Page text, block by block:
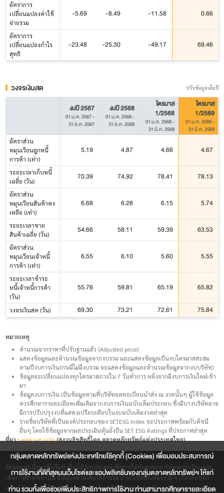
อัตราการ
เปลี่ยนแปลงค่าใช้
จ่ายรวม
-5.69 -8.49 -11.58 0.66
อัตราการ
เปลี่ยนแปลงกำไร
สุทธิ
-23.48 -25.30 -49.17 69.46
วงจรเงินสด ปรับข้อมูลเต็มปี
งบปี 2567
01 ม.ค. 2567-
31 ธ.ค. 2567
งบปี 2568
01 ม.ค. 2568-
31 ธ.ค. 2568
ไตรมาส
1/2568
01 ม.ค. 2568-
31 มี.ค. 2568
ไตรมาส
1/2569
01 ม.ค. 2569-
31 มี.ค. 2569
อัตราส่วน
หมุนเวียนลูกหนี้
การค้า (เท่า)
5.19 4.87 4.66 4.67
ระยะเวลาเก็บหนี้
เฉลี่ย (วัน)
70.39 74.92 78.41 78.13
อัตราส่วน
หมุนเวียนสินค้าคง
เหลือ (เท่า)
6.68 6.28 6.15 5.74
ระยะเวลาขาย
สินค้าเฉลี่ย (วัน)
54.66 58.11 59.39 63.53
อัตราส่วน
หมุนเวียนเจ้าหนี้
การค้า (เท่า)
6.55 6.10 5.60 5.55
ระยะเวลาชำระ
หนี้เจ้าหนี้การค้า
(วัน)
55.76 59.81 65.19 65.82
วงจรเงินสด (วัน) 69.30 73.21 72.61 75.84
หมายเหตุ
คำนวณจากราคาที่ปรับฐานแล้ว (Adjusted price)
แสดงข้อมูลและคำนวณข้อมูลจากงบรวม และแสดงข้อมูลเป็นงบไตรมาสสะสม
ตามปีงบการเงิน(กรณีไม่มีงบรวม จะแสดงข้อมูลและคำนวณข้อมูลจากงบบริษัท)
ข้อมูลจะเปลี่ยนแปลงทุกไตรมาสภายใน 7 วันทำการ หลังจากมีงบการเงินใหม่เข้า
มา
ข้อมูลงบการเงิน เป็นข้อมูลตามที่บริษัทจดทะเบียนนำส่ง ณ งวดนั้นๆ ผู้ใช้ข้อมูล
ควรศึกษารายละเอียดเพิ่มเติมจากงบการเงินฉบับเต็มประกอบ ซึ่งมีบางบริษัทอาจ
มีการปรับปรุงงบที่แสดงเปรียบเทียบในงบฉบับเต็มงวดล่าสุด
รายชื่อบริษัทที่เป็นองค์ประกอบของ SETESG Index จะประกาศพร้อมกับดัชนี
อื่นๆ โดยใช้ข้อมูลจากผลประเมินหุ้นยั่งยืน SET ESG Ratings ที่ประกาศล่าสุด
ที่มา :www.set.or.th(สงวนลิขสิทธิ์โดย ตลาดหลักทรัพย์แห่งประเทศไทย)
ข้อมูลและเนื้อหาที่ได้จัดทำขึ้นนี้มีวัตถุประสงค์เพื่อการให้ข้อมูลของบริษัทจดทะเบียนและ
เพื่อการศึกษาเท่านั้น มิได้มุ่งหมายเพื่อให้คำแนะนำหรือข้อเสนอแนะใด ๆ เกี่ยวกับหลัก
ทรัพย์ โดยตลาดหลักทรัพย์แห่งประเทศไทยมิได้รับรองความถูกต้องเหมาะสมและครบถ้วน
กลุ่มตลาดหลักทรัพย์แห่งประเทศไทยใช้คุกกี้ (Cookies) เพื่อมอบประสบการณ์
การใช้งานที่ดีที่สุดบนเว็บไซต์และแอปพลิเคชันของกลุ่มตลาดหลักทรัพย์ฯ ให้แก่
ท่าน รวมทั้งเพื่อช่วยเพิ่มประสิทธิภาพการใช้งาน ท่านสามารถศึกษารายละเอียด